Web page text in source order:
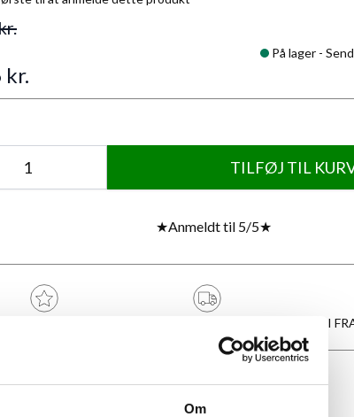
Om
kr.
På lager -
TILFØJ TIL
★Anmeldt til 5/5★
FRI